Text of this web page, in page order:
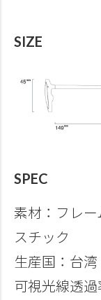
SIZE
SPEC
素材：フレ
スチック
生産国：台湾
可視光線透